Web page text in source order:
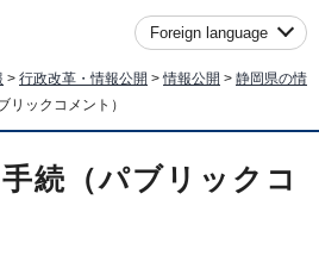
Foreign language
> 行政改革・情報公開 >情報公開 > 静岡県の情
リックコメント）
続（パブリックコ